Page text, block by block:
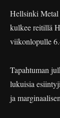
Hellsinki Metal
kulkee reitillä
viikonlopulle
Tapahtuman
lukuisia
ja